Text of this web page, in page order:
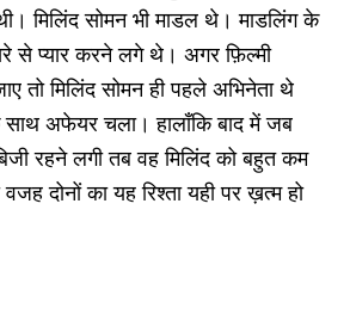
मिलिंद सोमन भी माडल थे। माडलिंग के
से प्यार करने लगे थे। अगर फ़िल्मी
तो मिलिंद सोमन ही पहले अभिनेता थे
साथ अफेयर चला। हालाँकि बाद में जब
रहने लगी तब वह मिलिंद को बहुत कम
दोनों का यह रिश्ता यही पर ख़त्म हो